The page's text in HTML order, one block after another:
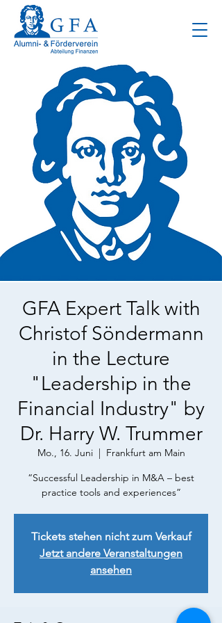
GFA Expert Talk with
Christof Söndermann
in the Lecture
"Leadership in the
Financial Industry" by
Dr. Harry W. Trummer
Mo., 16. Juni
  |
Frankfurt am Main
“Successful Leadership in M&A – best
practice tools and experiences”
Tickets stehen nicht zum Verkauf
Jetzt andere Veranstaltungen
ansehen